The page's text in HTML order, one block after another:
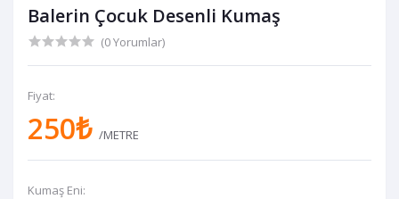
Balerin Çocuk Desenli Kumaş
(0 Yorumlar)
Fiyat:
250₺ /METRE
Kumaş Eni: